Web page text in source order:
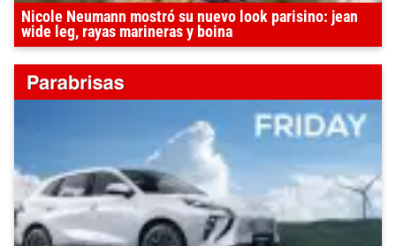
Nicole Neumann mostró su nuevo look parisino: jean
wide leg, rayas marineras y boina